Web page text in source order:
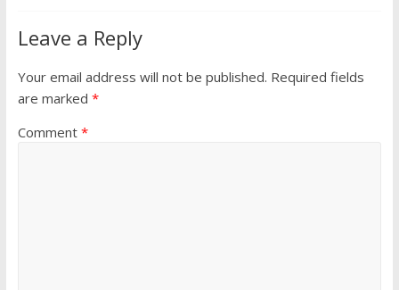
Leave a Reply
Your email address will not be published. Required fields
are marked *
Comment *